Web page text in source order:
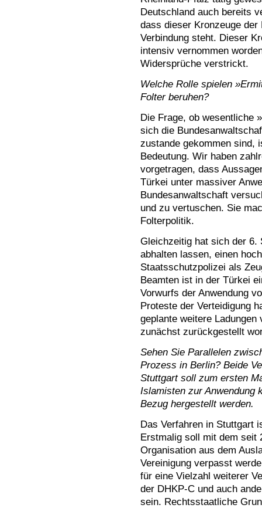
Deutschland auch bereits
dass dieser Kronzeuge
Verbindung steht. Dieser
intensiv vernommen
Widersprüche verstrickt.
Welche Rolle spielen
Folter beruhen?
Die Frage, ob wesentliche
sich die
zustande gekommen sind,
Bedeutung. Wir haben
vorgetragen, dass
Türkei unter massiver
Bundesanwaltschaft
und zu vertuschen. Sie
Folterpolitik.
Gleichzeitig hat sich der 6.
abhalten lassen, einen
Staatsschutzpolizei als
Beamten ist in der Türkei
Vorwurfs der Anwendung
Proteste der Verteidigung
geplante weitere
zunächst zurückgestellt
Sehen Sie Parallelen
Prozess in Berlin? Beide
Stuttgart soll zum ersten
Islamisten zur Anwendung
Bezug hergestellt werden.
Das Verfahren in Stuttgart
Erstmalig soll mit dem seit
Organisation aus dem
Vereinigung verpasst
für eine Vielzahl weiterer
der DHKP-C und auch
sein. Rechtsstaatliche